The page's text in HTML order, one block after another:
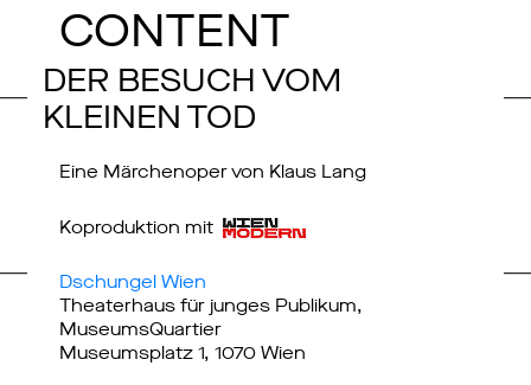
CONTENT
DER BESUCH VOM
KLEINEN TOD
Eine Märchenoper von Klaus Lang
Koproduktion mit
Dschungel Wien
Theaterhaus für junges Publikum,
MuseumsQuartier
Museumsplatz 1, 1070 Wien